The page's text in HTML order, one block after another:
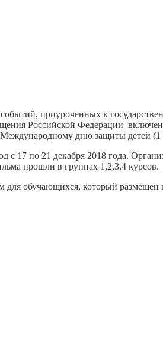
событий, приуроченных к
Российской Федерации
дню защиты детей
17 по 21 декабря 2018 года.
прошли в группах 1,2,3,4 курсов.
обучающихся, который